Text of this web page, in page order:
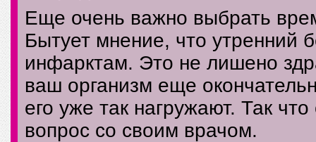
Еще очень важно выбрать
Бытует мнение, что утренний
инфарктам. Это не лишено
ваш организм еще
его уже так нагружают. Так
вопрос со своим врачом.